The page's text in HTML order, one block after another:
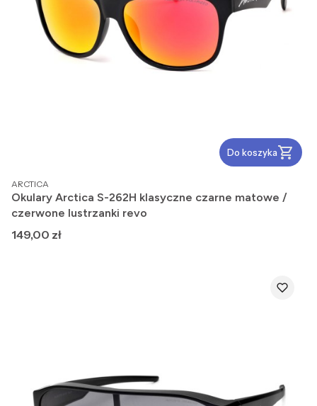
Do koszyka
PRODUCENT
ARCTICA
Okulary Arctica S-262H klasyczne czarne matowe /
czerwone lustrzanki revo
Cena
149,00 zł